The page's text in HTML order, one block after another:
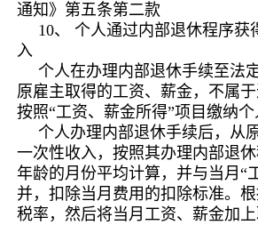
通知》第五条第二款
10、 个人通过内部退休程序获
入
个人在办理内部退休手续至法
原雇主取得的工资、薪金，不属
按照“工资、薪金所得”项目缴纳个
个人办理内部退休手续后，从
一次性收入，按照其办理内部退
年龄的月份平均计算，并与当月“
并，扣除当月费用的扣除标准。
税率，然后将当月工资、薪金加